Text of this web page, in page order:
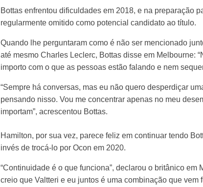
Bottas enfrentou dificuldades em 2018, e na preparação
regularmente omitido como potencial candidato ao título.
Quando lhe perguntaram como é não ser mencionado
até mesmo Charles Leclerc, Bottas disse em Melbourne:
importo com o que as pessoas estão falando e nem
“Sempre há conversas, mas eu não quero desperdiçar
pensando nisso. Vou me concentrar apenas no meu
importam”, acrescentou Bottas.
Hamilton, por sua vez, parece feliz em continuar tendo
invés de trocá-lo por Ocon em 2020.
“Continuidade é o que funciona”, declarou o britânico em
creio que Valtteri e eu juntos é uma combinação que vem